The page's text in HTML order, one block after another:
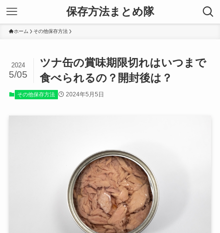
保存方法まとめ隊
ホーム その他保存方法
ツナ缶の賞味期限切れはいつまで
食べられるの？開封後は？
2024
5/05
その他保存方法 2024年5月5日